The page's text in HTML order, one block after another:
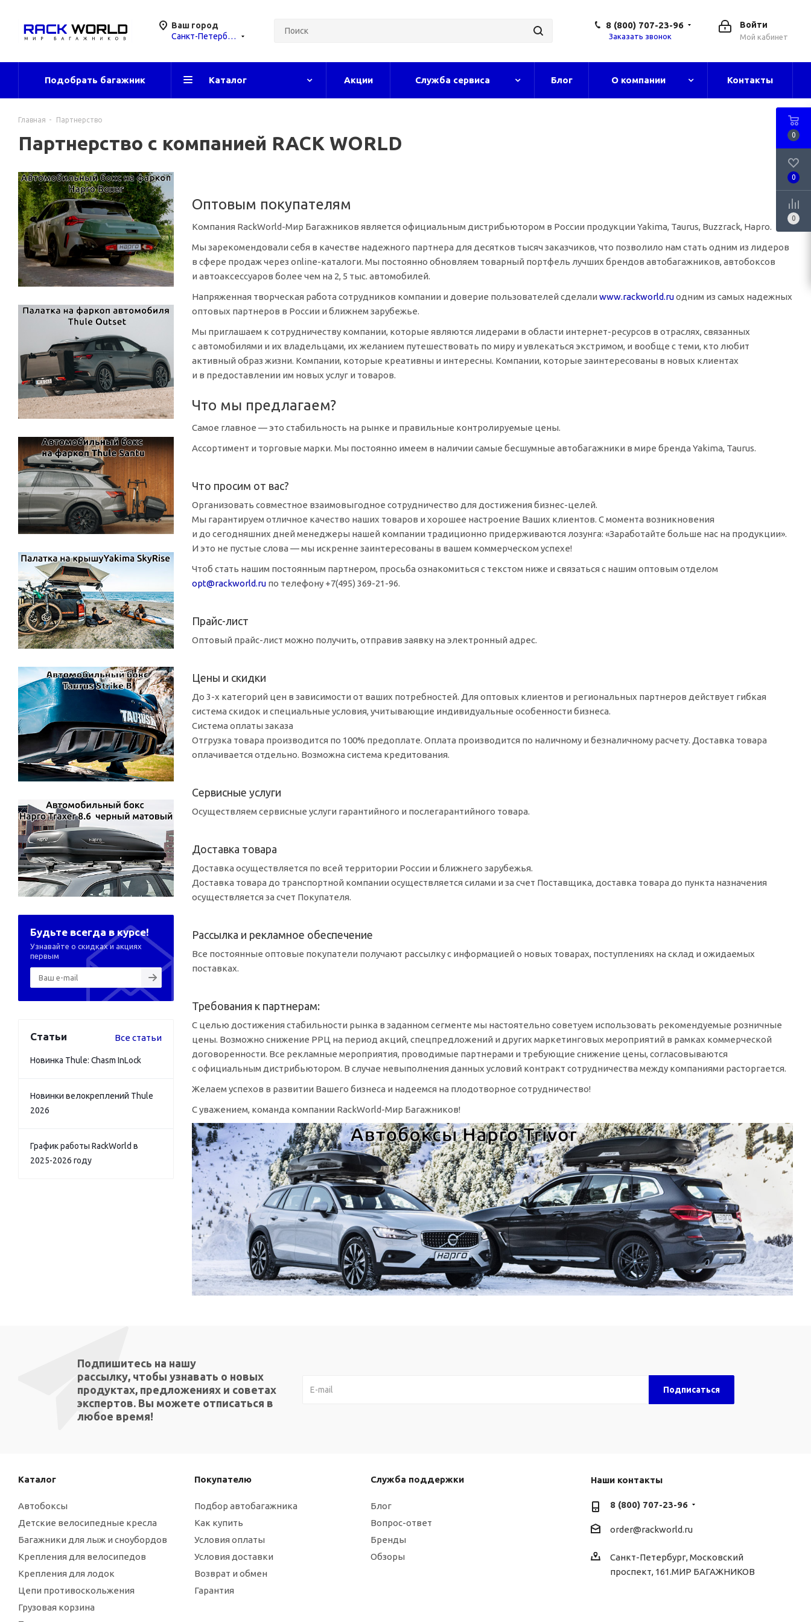
Ваш город
Санкт-Петербург
Войти
Мой кабинет
8 (800) 707-23-96
Заказать звонок
Подобрать багажник Каталог Акции Служба сервиса Блог О компании Контакты
Главная - Партнерство
Партнерство с компанией RACK WORLD
Оптовым покупателям
Компания RackWorld-Мир Багажников является официальным дистрибьютором в России продукции Yakima, Taurus, Buzzrack, Hapro.
Мы зарекомендовали себя в качестве надежного партнера для десятков тысяч заказчиков, что позволило нам стать одним из лидеров
в сфере продаж через online-каталоги. Мы постоянно обновляем товарный портфель лучших брендов автобагажников, автобоксов
и автоаксессуаров более чем на 2, 5 тыс. автомобилей.
Напряженная творческая работа сотрудников компании и доверие пользователей сделали www.rackworld.ruодним из самых надежных
оптовых партнеров в России и ближнем зарубежье.
Мы приглашаем к сотрудничеству компании, которые являются лидерами в области интернет-ресурсов в отраслях, связанных
с автомобилями и их владельцами, их желанием путешествовать по миру и увлекаться экстримом, и вообще с теми, кто любит
активный образ жизни. Компании, которые креативны и интересны. Компании, которые заинтересованы в новых клиентах
и в предоставлении им новых услуг и товаров.
Что мы предлагаем?
Самое главное — это стабильность на рынке и правильные контролируемые цены.
Ассортимент и торговые марки. Мы постоянно имеем в наличии самые бесшумные автобагажники в мире бренда Yakima, Taurus.
Что просим от вас?
Организовать совместное взаимовыгодное сотрудничество для достижения бизнес-целей.
Мы гарантируем отличное качество наших товаров и хорошее настроение Ваших клиентов. С момента возникновения
и до сегодняшних дней менеджеры нашей компании традиционно придерживаются лозунга: «Заработайте больше нас на продукции».
И это не пустые слова — мы искренне заинтересованы в вашем коммерческом успехе!
Чтоб стать нашим постоянным партнером, просьба ознакомиться с текстом ниже и связаться с нашим оптовым отделом
opt@rackworld.ru по телефону +7(495) 369-21-96.
Прайс-лист
Оптовый прайс-лист можно получить, отправив заявку на электронный адрес.
Цены и скидки
До 3-х категорий цен в зависимости от ваших потребностей. Для оптовых клиентов и региональных партнеров действует гибкая
система скидок и специальные условия, учитывающие индивидуальные особенности бизнеса.
Система оплаты заказа
Отгрузка товара производится по 100% предоплате. Оплата производится по наличному и безналичному расчету. Доставка товара
оплачивается отдельно. Возможна система кредитования.
Сервисные услуги
Осуществляем сервисные услуги гарантийного и послегарантийного товара.
Доставка товара
Доставка осуществляется по всей территории России и ближнего зарубежья.
Доставка товара до транспортной компании осуществляется силами и за счет Поставщика, доставка товара до пункта назначения
осуществляется за счет Покупателя.
Рассылка и рекламное обеспечение
Все постоянные оптовые покупатели получают рассылку с информацией о новых товарах, поступлениях на склад и ожидаемых
поставках.
Требования к партнерам:
С целью достижения стабильности рынка в заданном сегменте мы настоятельно советуем использовать рекомендуемые розничные
цены. Возможно снижение РРЦ на период акций, спецпредложений и других маркетинговых мероприятий в рамках коммерческой
договоренности. Все рекламные мероприятия, проводимые партнерами и требующие снижение цены, согласовываются
с официальным дистрибьютором. В случае невыполнения данных условий контракт сотрудничества между компаниями расторгается.
Желаем успехов в развитии Вашего бизнеса и надеемся на плодотворное сотрудничество!
С уважением, команда компании RackWorld-Мир Багажников!
Будьте всегда в курсе!
Узнавайте о скидках и акциях
первым
Статьи Все статьи
Новинка Thule: Chasm InLock
Новинки велокреплений Thule
2026
График работы RackWorld в
2025-2026 году
Подпишитесь на нашу
рассылку, чтобы узнавать о новых
продуктах, предложениях и советах
экспертов. Вы можете отписаться в
любое время!
Каталог
Автобоксы
Детские велосипедные кресла
Багажники для лыж и сноубордов
Крепления для велосипедов
Крепления для лодок
Цепи противоскольжения
Грузовая корзина
Покупателю
Подбор автобагажника
Как купить
Условия оплаты
Условия доставки
Возврат и обмен
Гарантия
Служба поддержки
Блог
Вопрос-ответ
Бренды
Обзоры
Наши контакты
8 (800) 707-23-96
order@rackworld.ru
Санкт-Петербург, Московский
проспект, 161.МИР БАГАЖНИКОВ
0
0
0